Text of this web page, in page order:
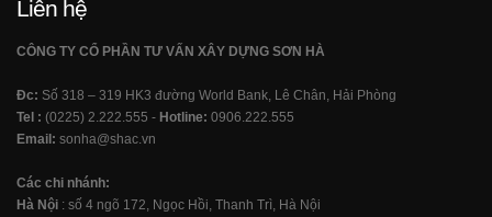
Liên hệ
CÔNG TY CỔ PHẦN TƯ VẤN XÂY DỰNG SƠN HÀ
Đc: Số 318 – 319 HK3 đường World Bank, Lê Chân, Hải Phòng
Tel : (0225) 2.222.555 - Hotline: 0906.222.555
Email: sonha@shac.vn
Các chi nhánh:
Hà Nội : số 4 ngõ 172, Ngọc Hồi, Thanh Trì, Hà Nội